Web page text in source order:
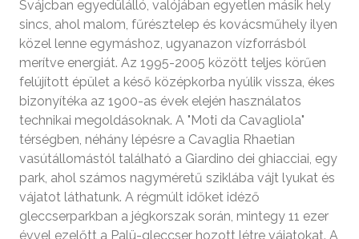
Svájcban egyedülálló, valójában egyetlen másik hely
sincs, ahol malom, fűrésztelep és kovácsműhely ilyen
közel lenne egymáshoz, ugyanazon vízforrásból
merítve energiát. Az 1995-2005 között teljes körűen
felújított épület a késő középkorba nyúlik vissza, ékes
bizonyítéka az 1900-as évek elején használatos
technikai megoldásoknak. A "Moti da Cavagliola"
térségben, néhány lépésre a Cavaglia Rhaetian
vasútállomástól található a Giardino dei ghiacciai, egy
park, ahol számos nagyméretű sziklába vájt lyukat és
vájatot láthatunk. A régmúlt időket idéző
gleccserparkban a jégkorszak során, mintegy 11 ezer
évvel ezelőtt a Palü-gleccser hozott létre vájatokat. A